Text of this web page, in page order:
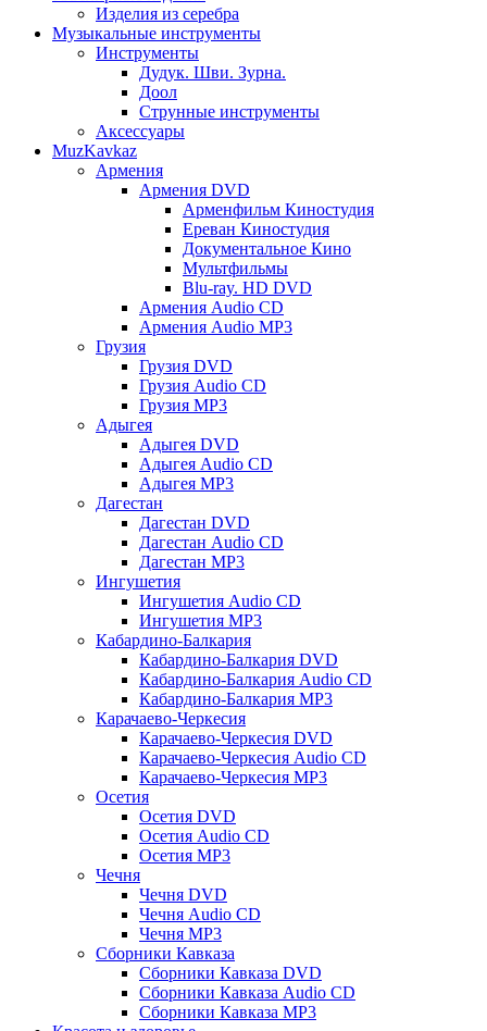
Изделия из серебра
Музыкальные инструменты
Инструменты
Дудук. Шви. Зурна.
Доол
Струнные инструменты
Аксессуары
MuzKavkaz
Армения
Армения DVD
Арменфильм Киностудия
Ереван Киностудия
Документальное Кино
Мультфильмы
Blu-ray. HD DVD
Армения Audio CD
Армения Audio MP3
Грузия
Грузия DVD
Грузия Audio CD
Грузия MP3
Адыгея
Адыгея DVD
Адыгея Audio CD
Адыгея MP3
Дагестан
Дагестан DVD
Дагестан Audio CD
Дагестан MP3
Ингушетия
Ингушетия Audio CD
Ингушетия MP3
Кабардино-Балкария
Кабардино-Балкария DVD
Кабардино-Балкария Audio CD
Кабардино-Балкария MP3
Карачаево-Черкесия
Карачаево-Черкесия DVD
Карачаево-Черкесия Audio CD
Карачаево-Черкесия MP3
Осетия
Осетия DVD
Осетия Audio CD
Осетия MP3
Чечня
Чечня DVD
Чечня Audio CD
Чечня MP3
Сборники Кавказа
Сборники Кавказа DVD
Сборники Кавказа Audio CD
Сборники Кавказа MP3